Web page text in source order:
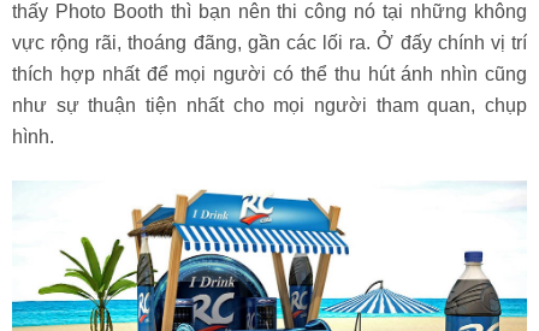
thấy Photo Booth thì bạn nên thi công nó tại những không
vực rộng rãi, thoáng đãng, gần các lối ra. Ở đấy chính vị trí
thích hợp nhất để mọi người có thể thu hút ánh nhìn cũng
như sự thuận tiện nhất cho mọi người tham quan, chụp
hình.